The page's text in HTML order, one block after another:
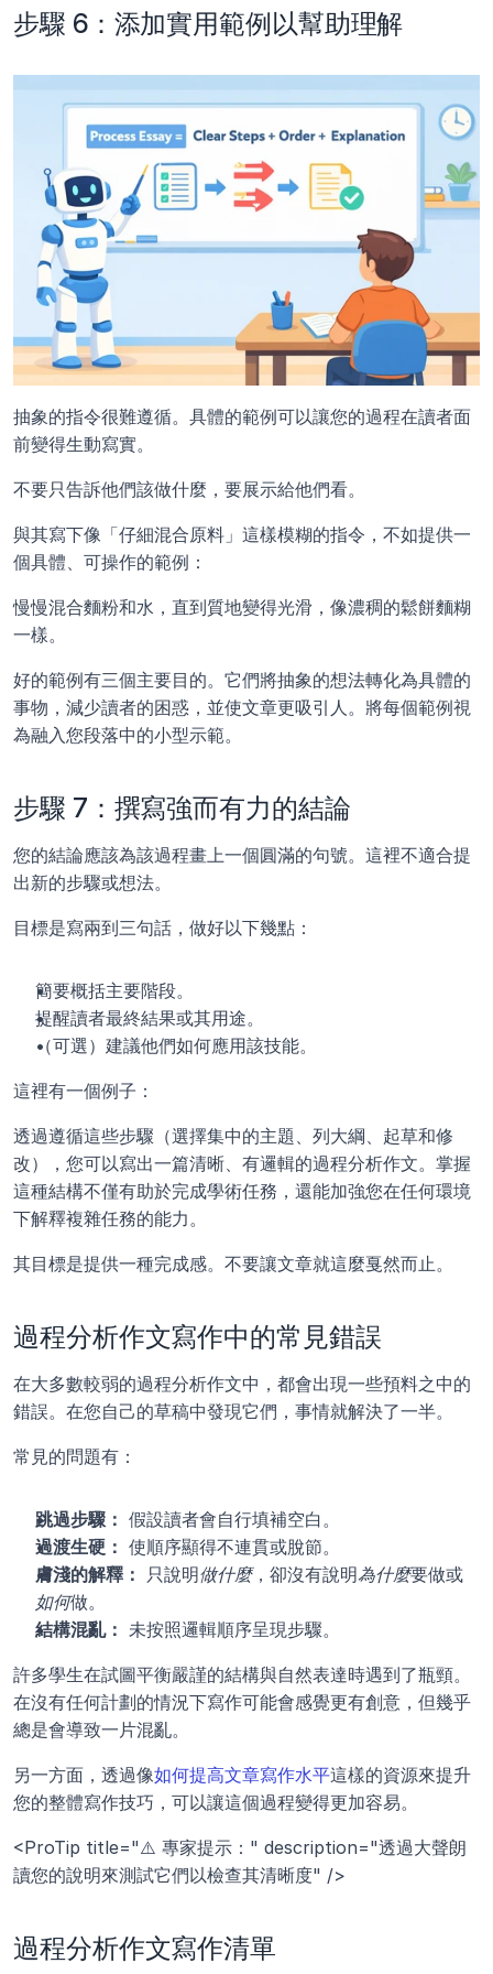
步驟 6：添加實用範例以幫助理解
抽象的指令很難遵循。具體的範例可以讓您的過程在讀者面
前變得生動寫實。
不要只告訴他們該做什麼，要展示給他們看。
與其寫下像「仔細混合原料」這樣模糊的指令，不如提供一
個具體、可操作的範例：
慢慢混合麵粉和水，直到質地變得光滑，像濃稠的鬆餅麵糊
一樣。
好的範例有三個主要目的。它們將抽象的想法轉化為具體的
事物，減少讀者的困惑，並使文章更吸引人。將每個範例視
為融入您段落中的小型示範。
步驟 7：撰寫強而有力的結論
您的結論應該為該過程畫上一個圓滿的句號。這裡不適合提
出新的步驟或想法。
目標是寫兩到三句話，做好以下幾點：
簡要概括主要階段。
提醒讀者最終結果或其用途。
（可選）建議他們如何應用該技能。
這裡有一個例子：
透過遵循這些步驟（選擇集中的主題、列大綱、起草和修
改），您可以寫出一篇清晰、有邏輯的過程分析作文。掌握
這種結構不僅有助於完成學術任務，還能加強您在任何環境
下解釋複雜任務的能力。
其目標是提供一種完成感。不要讓文章就這麼戛然而止。
過程分析作文寫作中的常見錯誤
在大多數較弱的過程分析作文中，都會出現一些預料之中的
錯誤。在您自己的草稿中發現它們，事情就解決了一半。
常見的問題有：
跳過步驟： 假設讀者會自行填補空白。
過渡生硬： 使順序顯得不連貫或脫節。
膚淺的解釋：
只說明做什麼，卻沒有說明為什麼要做或
如何做。
結構混亂： 未按照邏輯順序呈現步驟。
許多學生在試圖平衡嚴謹的結構與自然表達時遇到了瓶頸。
在沒有任何計劃的情況下寫作可能會感覺更有創意，但幾乎
總是會導致一片混亂。
另一方面，透過像如何提高文章寫作水平這樣的資源來提升
您的整體寫作技巧，可以讓這個過程變得更加容易。
<ProTip title="⚠️ 專家提示：" description="透過大聲朗
讀您的說明來測試它們以檢查其清晰度" />
過程分析作文寫作清單